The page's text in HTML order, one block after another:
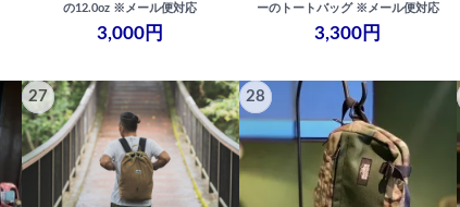
の12.0oz ※メール便対応
3,000円
ーのトートバッグ ※メール便対応
3,300円
27 28